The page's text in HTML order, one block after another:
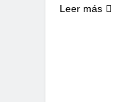
Leer más